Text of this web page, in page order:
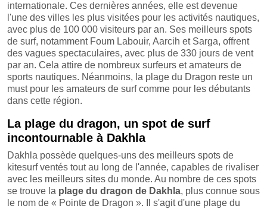
internationale. Ces dernières années, elle est devenue
l'une des villes les plus visitées pour les activités nautiques,
avec plus de 100 000 visiteurs par an. Ses meilleurs spots
de surf, notamment Foum Labouir, Aarcih et Sarga, offrent
des vagues spectaculaires, avec plus de 330 jours de vent
par an. Cela attire de nombreux surfeurs et amateurs de
sports nautiques. Néanmoins, la plage du Dragon reste un
must pour les amateurs de surf comme pour les débutants
dans cette région.
La plage du dragon, un spot de surf
incontournable à Dakhla
Dakhla possède quelques-uns des meilleurs spots de
kitesurf ventés tout au long de l'année, capables de rivaliser
avec les meilleurs sites du monde. Au nombre de ces spots
se trouve la plage du dragon de Dakhla, plus connue sous
le nom de « Pointe de Dragon ». Il s'agit d'une plage du